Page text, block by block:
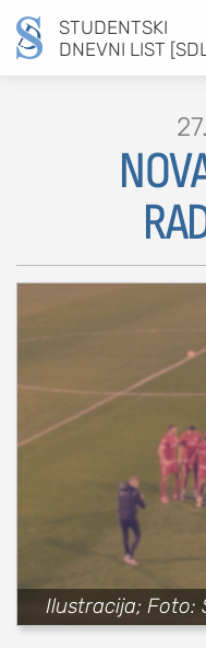
STUDENTSKI
DNEVNI LIST
Type 2 or more
MOJ SDL
SEKCIJE
kultura
fudbal
košarka
rukomet
Ilustracija; Foto: